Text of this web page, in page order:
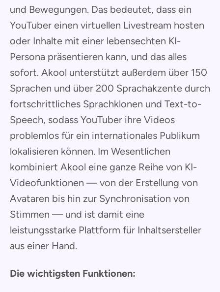
und Bewegungen. Das bedeutet, dass ein
YouTuber einen virtuellen Livestream hosten
oder Inhalte mit einer lebensechten KI-
Persona präsentieren kann, und das alles
sofort. Akool unterstützt außerdem über 150
Sprachen und über 200 Sprachakzente durch
fortschrittliches Sprachklonen und Text-to-
Speech, sodass YouTuber ihre Videos
problemlos für ein internationales Publikum
lokalisieren können. Im Wesentlichen
kombiniert Akool eine ganze Reihe von KI-
Videofunktionen — von der Erstellung von
Avataren bis hin zur Synchronisation von
Stimmen — und ist damit eine
leistungsstarke Plattform für Inhaltsersteller
aus einer Hand.
Die wichtigsten Funktionen: